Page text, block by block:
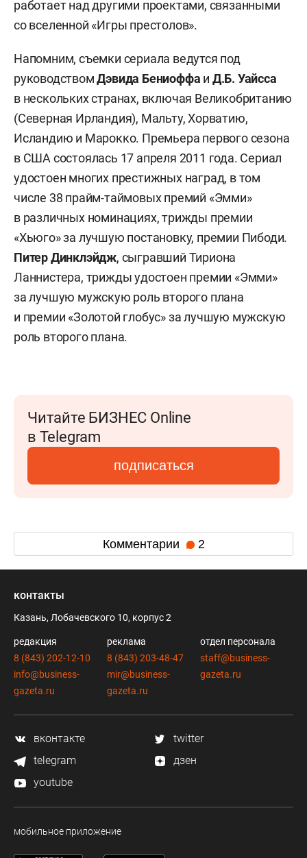
работает над другими проектами, связанными
со вселенной «Игры престолов».
Напомним, съемки сериала ведутся под
руководствомДэвида Бениоффа и Д.Б. Уайсса
в нескольких странах, включая Великобританию
(Северная Ирландия), Мальту, Хорватию,
Исландию и Марокко. Премьера первого сезона
в США состоялась 17 апреля 2011 года. Сериал
удостоен многих престижных наград, в том
числе 38 прайм-таймовых премий «Эмми»
в различных номинациях, трижды премии
«Хьюго» за лучшую постановку, премии Пибоди.
Питер Динклэйдж, сыгравший Тириона
Ланнистера, трижды удостоен премии «Эмми»
за лучшую мужскую роль второго плана
и премии «Золотой глобус» за лучшую мужскую
роль второго плана.
Читайте БИЗНЕС Online
в Telegram
подписаться
Комментарии 2
контакты
Казань, Лобачевского 10, корпус 2
редакция
8 (843) 202-12-10
info@business-
gazeta.ru
реклама
8 (843) 203-48-47
mir@business-
gazeta.ru
отдел персонала
staff@business-
gazeta.ru
вконтакте
twitter
telegram
дзен
youtube
мобильное приложение